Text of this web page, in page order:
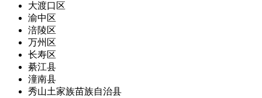
大渡口区
渝中区
涪陵区
万州区
长寿区
綦江县
潼南县
秀山土家族苗族自治县